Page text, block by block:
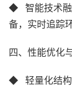
◆ 智能技术融
备，实时追踪
四、性能优化
◆ 轻量化结构‌